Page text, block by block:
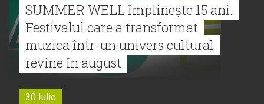
SUMMER WELL împlinește 15 ani.
Festivalul care a transformat
muzica într-un univers cultural
revine în august
30 Iulie